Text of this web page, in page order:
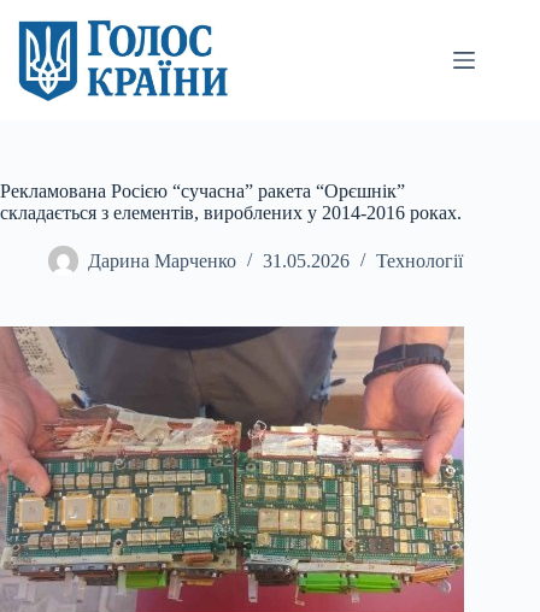
вмісту
Рекламована Росією “сучасна” ракета “Орєшнік”
складається з елементів, вироблених у 2014-2016 роках.
Дарина Марченко 31.05.2026 Технології